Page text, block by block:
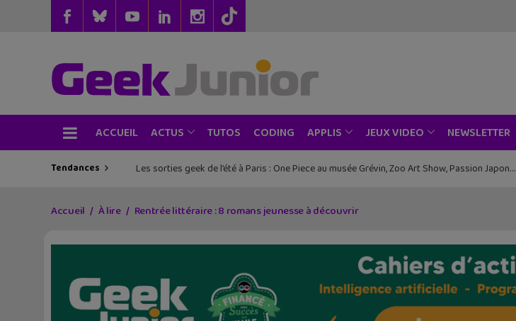
ACCUEIL ACTUS TUTOS CODING APPLIS JEUX VIDEO NEWSLETTER
Tendances Les sorties geek de l’été à Paris : One Piece au musée Grévin, Zoo Art Show, Passion Japon…
Accueil À lire Rentrée littéraire : 8 romans jeunesse à découvrir